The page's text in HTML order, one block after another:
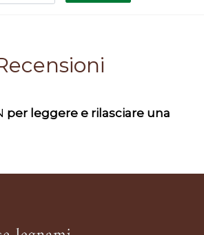
per leggere e rilasciare una